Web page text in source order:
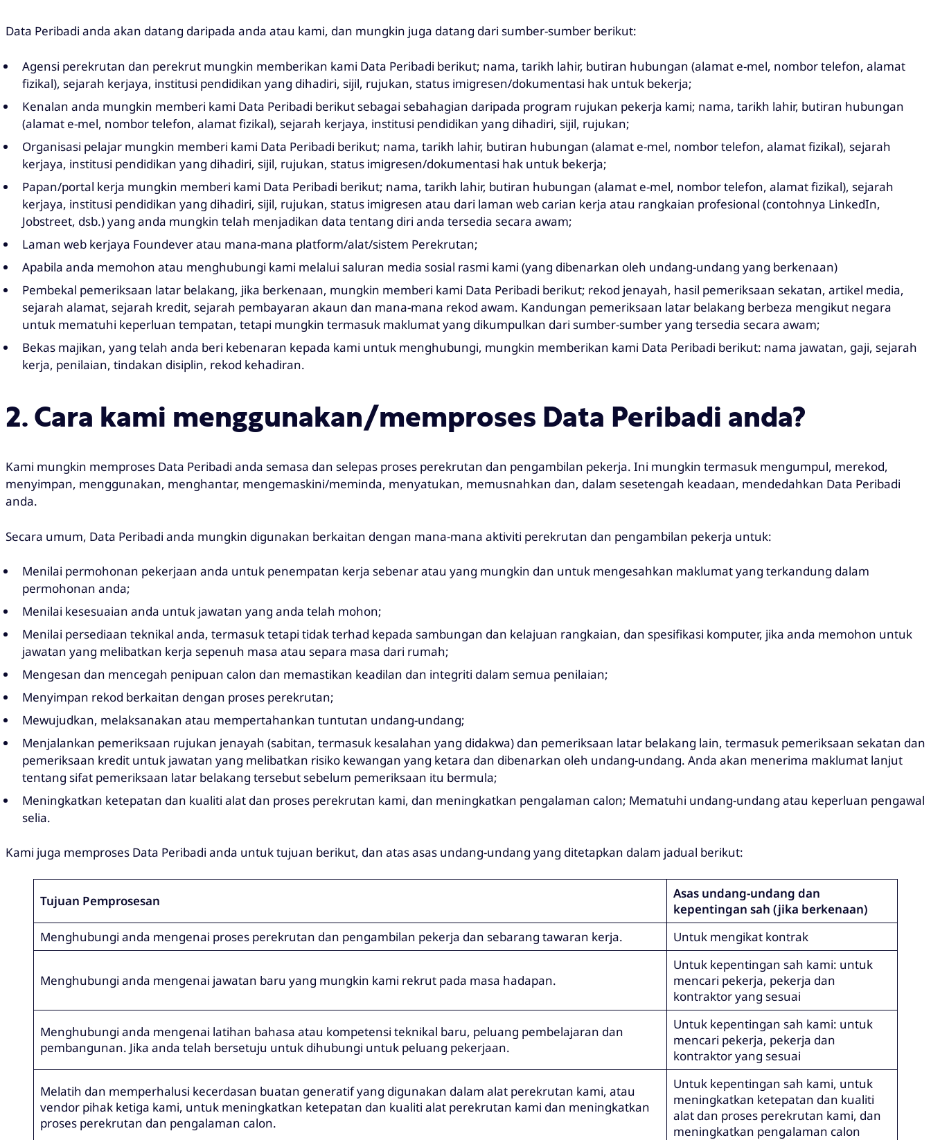
Data Peribadi anda akan datang daripada anda atau kami, dan mungkin juga datang dari sumber-sumber berikut:
Agensi perekrutan dan perekrut mungkin memberikan kami Data Peribadi berikut; nama, tarikh lahir, butiran hubungan (alamat e-mel, nombor telefon, alamat
fizikal), sejarah kerjaya, institusi pendidikan yang dihadiri, sijil, rujukan, status imigresen/dokumentasi hak untuk bekerja;
Kenalan anda mungkin memberi kami Data Peribadi berikut sebagai sebahagian daripada program rujukan pekerja kami; nama, tarikh lahir, butiran hubungan
(alamat e-mel, nombor telefon, alamat fizikal), sejarah kerjaya, institusi pendidikan yang dihadiri, sijil, rujukan;
Organisasi pelajar mungkin memberi kami Data Peribadi berikut; nama, tarikh lahir, butiran hubungan (alamat e-mel, nombor telefon, alamat fizikal), sejarah
kerjaya, institusi pendidikan yang dihadiri, sijil, rujukan, status imigresen/dokumentasi hak untuk bekerja;
Papan/portal kerja mungkin memberi kami Data Peribadi berikut; nama, tarikh lahir, butiran hubungan (alamat e-mel, nombor telefon, alamat fizikal), sejarah
kerjaya, institusi pendidikan yang dihadiri, sijil, rujukan, status imigresen atau dari laman web carian kerja atau rangkaian profesional (contohnya LinkedIn,
Jobstreet, dsb.) yang anda mungkin telah menjadikan data tentang diri anda tersedia secara awam;
Laman web kerjaya Foundever atau mana-mana platform/alat/sistem Perekrutan;
Apabila anda memohon atau menghubungi kami melalui saluran media sosial rasmi kami (yang dibenarkan oleh undang-undang yang berkenaan)
Pembekal pemeriksaan latar belakang, jika berkenaan, mungkin memberi kami Data Peribadi berikut; rekod jenayah, hasil pemeriksaan sekatan, artikel media,
sejarah alamat, sejarah kredit, sejarah pembayaran akaun dan mana-mana rekod awam. Kandungan pemeriksaan latar belakang berbeza mengikut negara
untuk mematuhi keperluan tempatan, tetapi mungkin termasuk maklumat yang dikumpulkan dari sumber-sumber yang tersedia secara awam;
Bekas majikan, yang telah anda beri kebenaran kepada kami untuk menghubungi, mungkin memberikan kami Data Peribadi berikut: nama jawatan, gaji, sejarah
kerja, penilaian, tindakan disiplin, rekod kehadiran.
2. Cara kami menggunakan/memproses Data Peribadi anda?
Kami mungkin memproses Data Peribadi anda semasa dan selepas proses perekrutan dan pengambilan pekerja. Ini mungkin termasuk mengumpul, merekod,
menyimpan, menggunakan, menghantar, mengemaskini/meminda, menyatukan, memusnahkan dan, dalam sesetengah keadaan, mendedahkan Data Peribadi
anda.
Secara umum, Data Peribadi anda mungkin digunakan berkaitan dengan mana-mana aktiviti perekrutan dan pengambilan pekerja untuk:
Menilai permohonan pekerjaan anda untuk penempatan kerja sebenar atau yang mungkin dan untuk mengesahkan maklumat yang terkandung dalam
permohonan anda;
Menilai kesesuaian anda untuk jawatan yang anda telah mohon;
Menilai persediaan teknikal anda, termasuk tetapi tidak terhad kepada sambungan dan kelajuan rangkaian, dan spesifikasi komputer, jika anda memohon untuk
jawatan yang melibatkan kerja sepenuh masa atau separa masa dari rumah;
Mengesan dan mencegah penipuan calon dan memastikan keadilan dan integriti dalam semua penilaian;
Menyimpan rekod berkaitan dengan proses perekrutan;
Mewujudkan, melaksanakan atau mempertahankan tuntutan undang-undang;
Menjalankan pemeriksaan rujukan jenayah (sabitan, termasuk kesalahan yang didakwa) dan pemeriksaan latar belakang lain, termasuk pemeriksaan sekatan dan
pemeriksaan kredit untuk jawatan yang melibatkan risiko kewangan yang ketara dan dibenarkan oleh undang-undang. Anda akan menerima maklumat lanjut
tentang sifat pemeriksaan latar belakang tersebut sebelum pemeriksaan itu bermula;
Meningkatkan ketepatan dan kualiti alat dan proses perekrutan kami, dan meningkatkan pengalaman calon; Mematuhi undang-undang atau keperluan pengawal
selia.
Kami juga memproses Data Peribadi anda untuk tujuan berikut, dan atas asas undang-undang yang ditetapkan dalam jadual berikut:
Tujuan Pemprosesan
Asas undang-undang dan
kepentingan sah (jika berkenaan)
Menghubungi anda mengenai proses perekrutan dan pengambilan pekerja dan sebarang tawaran kerja.
Untuk mengikat kontrak
Menghubungi anda mengenai jawatan baru yang mungkin kami rekrut pada masa hadapan.
Untuk kepentingan sah kami: untuk
mencari pekerja, pekerja dan
kontraktor yang sesuai
Menghubungi anda mengenai latihan bahasa atau kompetensi teknikal baru, peluang pembelajaran dan
pembangunan. Jika anda telah bersetuju untuk dihubungi untuk peluang pekerjaan.
Untuk kepentingan sah kami: untuk
mencari pekerja, pekerja dan
kontraktor yang sesuai
Melatih dan memperhalusi kecerdasan buatan generatif yang digunakan dalam alat perekrutan kami, atau
vendor pihak ketiga kami, untuk meningkatkan ketepatan dan kualiti alat perekrutan kami dan meningkatkan
proses perekrutan dan pengalaman calon.
Untuk kepentingan sah kami, untuk
meningkatkan ketepatan dan kualiti
alat dan proses perekrutan kami, dan
meningkatkan pengalaman calon